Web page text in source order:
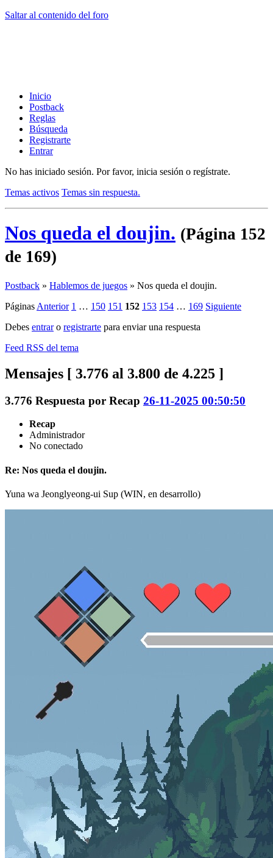
Saltar al contenido del foro
Inicio
Postback
Reglas
Búsqueda
Registrarte
Entrar
No has iniciado sesión. Por favor, inicia sesión o regístrate.
Temas activos Temas sin respuesta.
Nos queda el doujin. (Página 152
de 169)
Postback » Hablemos de juegos » Nos queda el doujin.
Páginas Anterior 1 … 150 151 152 153 154 … 169 Siguiente
Debes entraro registrarte para enviar una respuesta
Feed RSS del tema
Mensajes [ 3.776 al 3.800 de 4.225 ]
3.776 Respuesta por Recap 26-11-2025 00:50:50
Recap
Administrador
No conectado
Re: Nos queda el doujin.
Yuna wa Jeonglyeong-ui Sup (WIN, en desarrollo)